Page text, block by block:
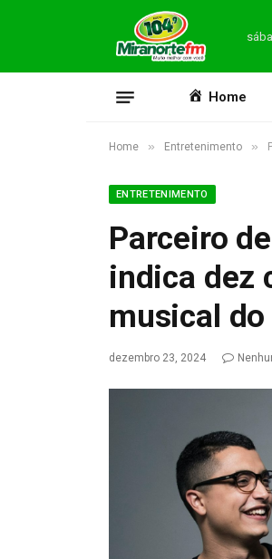
Home
Home » Entretenimento »
ENTRETENIMENTO
Parceiro
indica dez
musical
dezembro 23, 2024